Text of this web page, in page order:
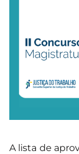
A lista de